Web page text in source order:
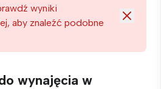
wyniki
aby znaleźć podobne
wynajęcia w